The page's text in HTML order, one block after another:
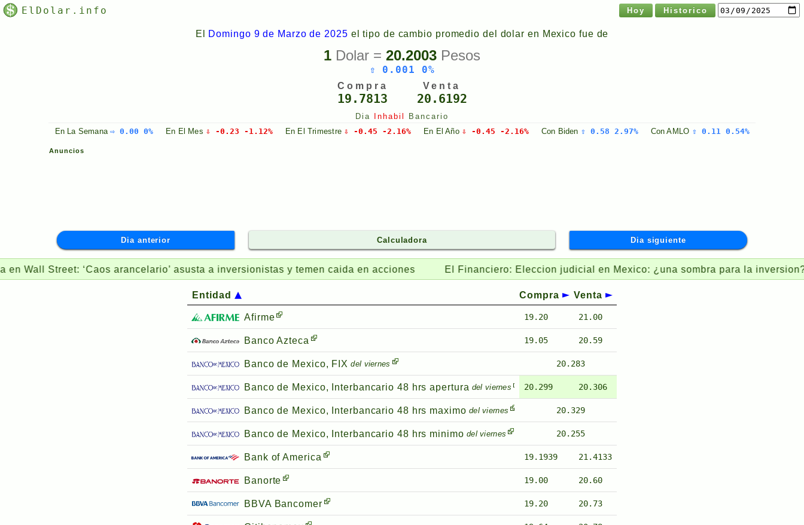
ElDolar.info Hoy Historico
El Domingo 9 de Marzo de 2025 el tipo de cambio promedio del dolar en Mexico fue de
1 Dolar = 20.2003 Pesos
⇧ 0.001 0%
Compra
19.7813
Venta
20.6192
Dia Inhabil
Bancario
En La Semana ⇨ 0.00 0% En El Mes ⇩ -0.23 -1.12% En ElTrimestre ⇩ -0.45 -2.16% En ElAño ⇩ -0.45 -2.16% Con Biden ⇧ 0.58 2.97% ConAMLO ⇧ 0.11 0.54%
Anuncios
Dia anterior Calculadora Dia siguiente
Street: ‘Caos arancelario’ asusta a inversionistas y temen caida en acciones El Financiero:Eleccion judicial en Mexico: ¿una sombra para la inversion?
Entidad Compra Venta
Afirme 19.20 21.00
Banco Azteca 19.05 20.59
Banco de Mexico, FIX del viernes 20.283
Banco de Mexico, Interbancario 48 hrs apertura del viernes 20.299 20.306
Banco de Mexico, Interbancario 48 hrs maximo del viernes 20.329
Banco de Mexico, Interbancario 48 hrs minimo del viernes 20.255
Bank of America 19.1939 21.4133
Banorte 19.00 20.60
BBVA Bancomer 19.20 20.73